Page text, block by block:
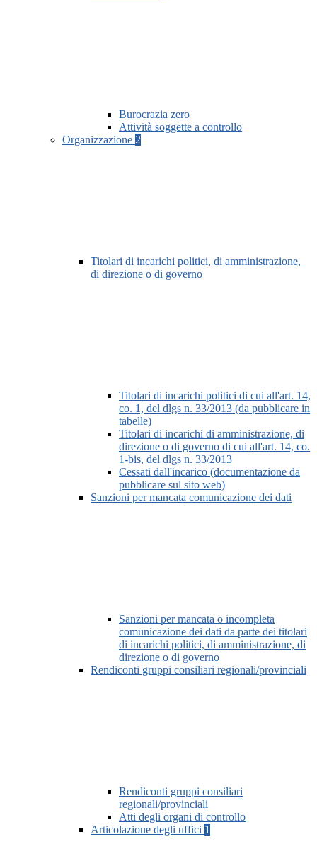
Burocrazia zero
Attività soggette a controllo
Organizzazione 2
Titolari di incarichi politici, di amministrazione,
di direzione o di governo
Titolari di incarichi politici di cui all'art. 14,
co. 1, del dlgs n. 33/2013 (da pubblicare in
tabelle)
Titolari di incarichi di amministrazione, di
direzione o di governo di cui all'art. 14, co.
1-bis, del dlgs n. 33/2013
Cessati dall'incarico (documentazione da
pubblicare sul sito web)
Sanzioni per mancata comunicazione dei dati
Sanzioni per mancata o incompleta
comunicazione dei dati da parte dei titolari
di incarichi politici, di amministrazione, di
direzione o di governo
Rendiconti gruppi consiliari regionali/provinciali
Rendiconti gruppi consiliari
regionali/provinciali
Atti degli organi di controllo
Articolazione degli uffici 1